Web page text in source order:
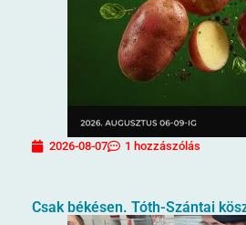
2026-08-07 1 hozzászólás
Csak békésen. Tóth-Szántai